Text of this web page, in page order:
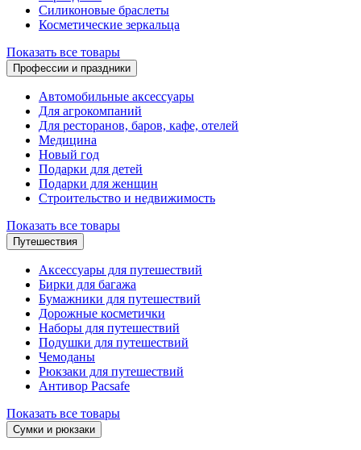
Силиконовые браслеты
Косметические зеркальца
Показать все товары
Профессии и праздники
Автомобильные аксессуары
Для агрокомпаний
Для ресторанов, баров, кафе, отелей
Медицина
Новый год
Подарки для детей
Подарки для женщин
Строительство и недвижимость
Показать все товары
Путешествия
Аксессуары для путешествий
Бирки для багажа
Бумажники для путешествий
Дорожные косметички
Наборы для путешествий
Подушки для путешествий
Чемоданы
Рюкзаки для путешествий
Антивор Pacsafe
Показать все товары
Сумки и рюкзаки